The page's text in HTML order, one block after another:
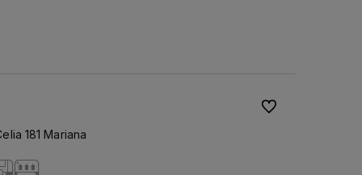
181 Mariana
Do ulubionych